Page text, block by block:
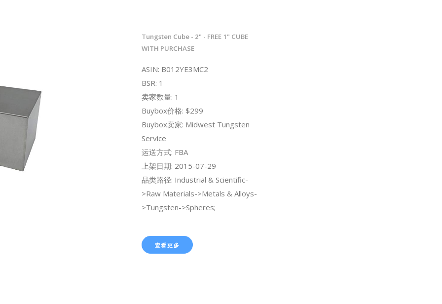
Tungsten Cube - 2" - FREE 1" CUBE
WITH PURCHASE
ASIN: B012YE3MC2
BSR: 1
卖家数量: 1
Buybox价格: $299
Buybox卖家: Midwest Tungsten
Service
运送方式: FBA
上架日期: 2015-07-29
品类路径: Industrial & Scientific-
>Raw Materials->Metals & Alloys-
>Tungsten->Spheres;
查看更多